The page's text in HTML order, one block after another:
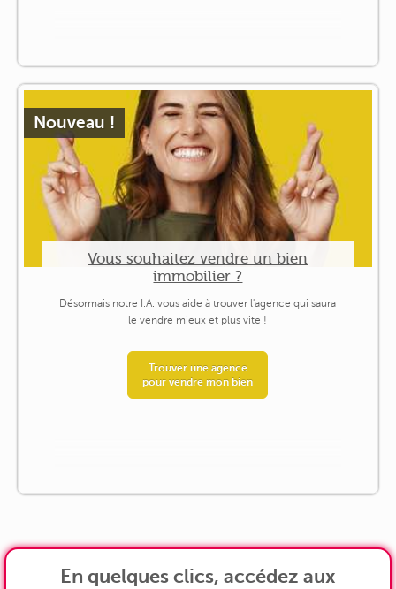
Nouveau !
Vous souhaitez vendre un bien
immobilier ?
Désormais notre I.A. vous aide à trouver l'agence qui saura
le vendre mieux et plus vite !
Trouver une agence
pour vendre mon bien
En quelques clics, accédez aux